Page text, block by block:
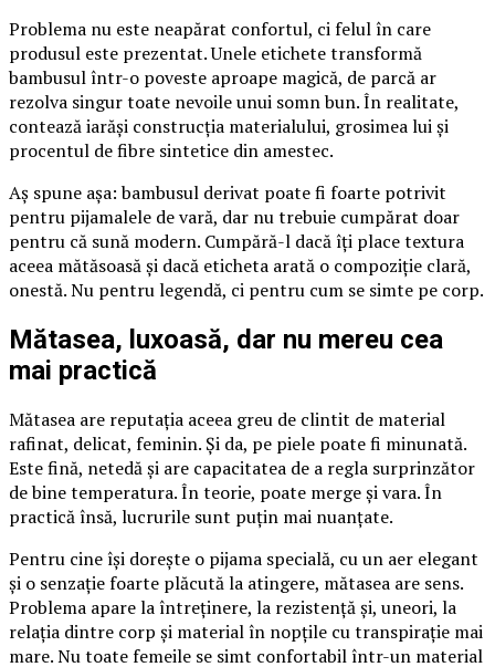
Problema nu este neapărat confortul, ci felul în care
produsul este prezentat. Unele etichete transformă
bambusul într-o poveste aproape magică, de parcă ar
rezolva singur toate nevoile unui somn bun. În realitate,
contează iarăși construcția materialului, grosimea lui și
procentul de fibre sintetice din amestec.
Aș spune așa: bambusul derivat poate fi foarte potrivit
pentru pijamalele de vară, dar nu trebuie cumpărat doar
pentru că sună modern. Cumpără-l dacă îți place textura
aceea mătăsoasă și dacă eticheta arată o compoziție clară,
onestă. Nu pentru legendă, ci pentru cum se simte pe corp.
Mătasea, luxoasă, dar nu mereu cea
mai practică
Mătasea are reputația aceea greu de clintit de material
rafinat, delicat, feminin. Și da, pe piele poate fi minunată.
Este fină, netedă și are capacitatea de a regla surprinzător
de bine temperatura. În teorie, poate merge și vara. În
practică însă, lucrurile sunt puțin mai nuanțate.
Pentru cine își dorește o pijama specială, cu un aer elegant
și o senzație foarte plăcută la atingere, mătasea are sens.
Problema apare la întreținere, la rezistență și, uneori, la
relația dintre corp și material în nopțile cu transpirație mai
mare. Nu toate femeile se simt confortabil într-un material